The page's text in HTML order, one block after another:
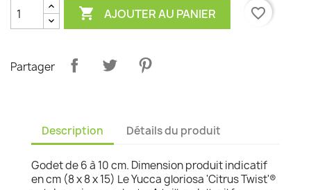
 AJOUTER AU PANIER favorite_border
Partager
Description Détails du produit
Godet de 6 à 10 cm. Dimension produit indicatif
en cm (8 x 8 x 15) Le Yucca gloriosa 'Citrus Twist'®